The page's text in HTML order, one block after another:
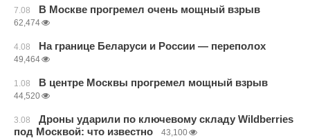
7.08 В Москве прогремел очень мощный взрыв
62,474
4.08 На границе Беларуси и России — переполох
49,464
1.08 В центре Москвы прогремел мощный взрыв
44,520
3.08
Дроны ударили по ключевому складу Wildberries
под Москвой: что известно
43,100